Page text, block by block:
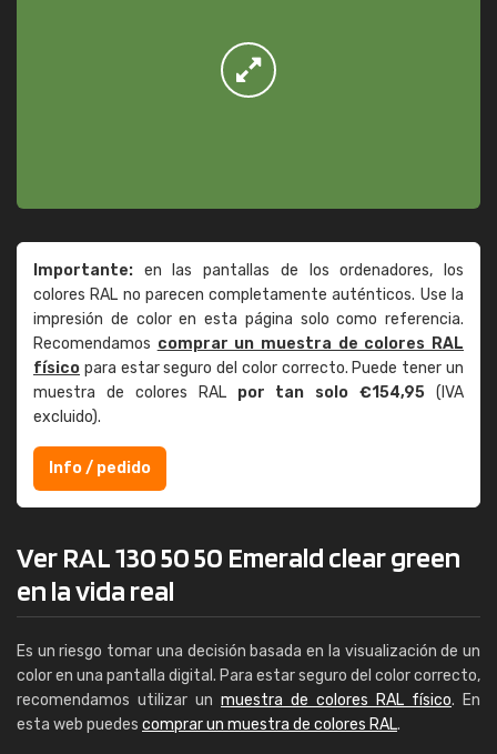
Importante: en las pantallas de los ordenadores, los
colores RAL no parecen completamente auténticos. Use la
impresión de color en esta página solo como referencia.
Recomendamos comprar un muestra de colores RAL
físico para estar seguro del color correcto. Puede tener un
muestra de colores RAL por tan solo €154,95 (IVA
excluido).
Info / pedido
Ver RAL 130 50 50 Emerald clear green
en la vida real
Es un riesgo tomar una decisión basada en la visualización de un
color en una pantalla digital. Para estar seguro del color correcto,
recomendamos utilizar un muestra de colores RAL físico. En
esta web puedes comprar un muestra de colores RAL.